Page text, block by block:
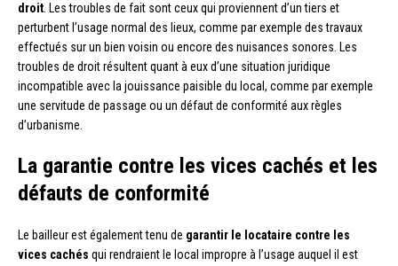
droit. Les troubles de fait sont ceux qui proviennent d’un tiers et
perturbent l’usage normal des lieux, comme par exemple des travaux
effectués sur un bien voisin ou encore des nuisances sonores. Les
troubles de droit résultent quant à eux d’une situation juridique
incompatible avec la jouissance paisible du local, comme par exemple
une servitude de passage ou un défaut de conformité aux règles
d’urbanisme.
La garantie contre les vices cachés et les
défauts de conformité
Le bailleur est également tenu de garantir le locataire contre les
vices cachés qui rendraient le local impropre à l’usage auquel il est